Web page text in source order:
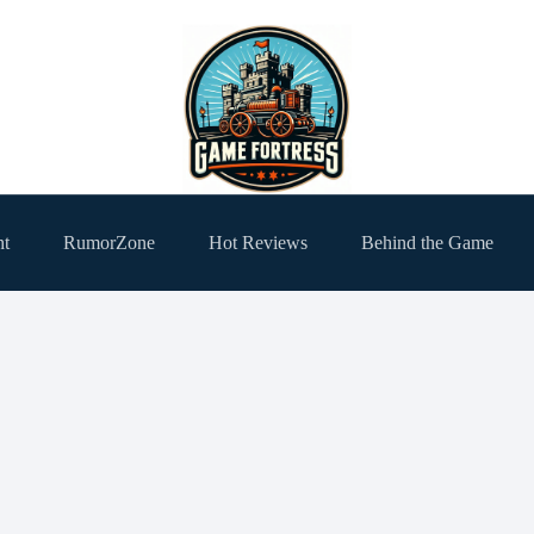
RumorZone Hot Reviews Behind the Game